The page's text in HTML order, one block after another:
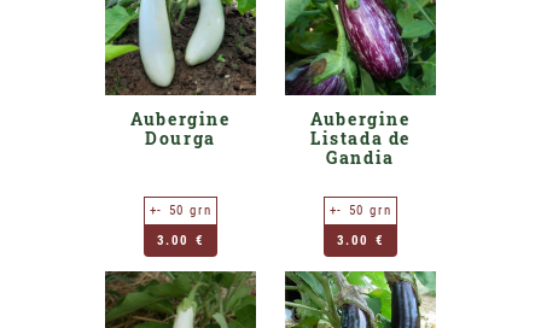
Aubergine
Dourga
+- 50 grn
3.00 €
Aubergine
Listada de
Gandia
+- 50 grn
3.00 €